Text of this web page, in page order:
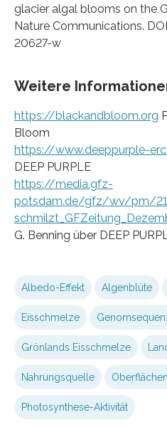
glacier algal blooms on the
Nature Communications.
20627-w
Weitere
https://blackandbloom.org
Bloom
https://www.deeppurple-
DEEP PURPLE
https://media.gfz-
potsdam.de/gfz/wv/pm/
G. Benning über DEEP
Albedo-Effekt Algenblüte
Eisschmelze
Grönlands Eisschmelze
Nahrungsquelle
Photosynthese-Aktivität